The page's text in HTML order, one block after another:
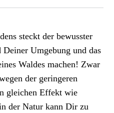
steckt der bewusster
Umgebung und das
Waldes machen! Zwar
der geringeren
gleichen Effekt wie
der Natur kann Dir zu